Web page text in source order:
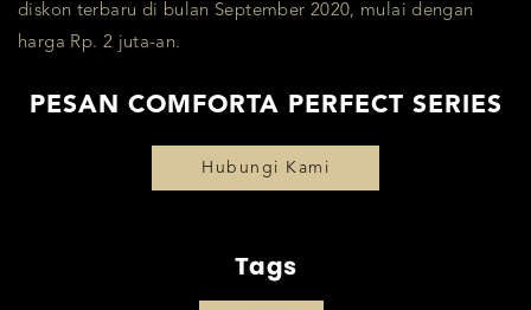
diskon terbaru di bulan September 2020, mulai dengan
harga Rp. 2 juta-an.
PESAN COMFORTA PERFECT SERIES
Hubungi Kami
Tags